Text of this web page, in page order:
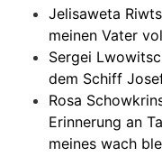
Jelisaweta
meinen Vater
Sergei
dem Schiff
Rosa
Erinnerung an
meines wach